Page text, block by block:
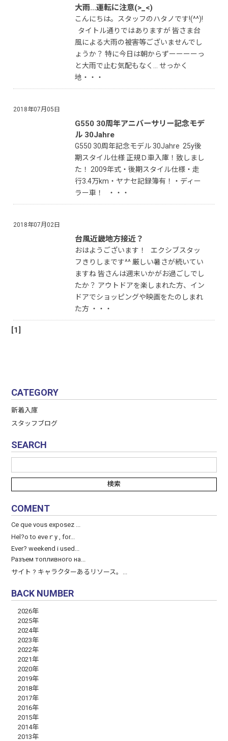
大雨...運転に注意(>_<)
こんにちは。スタッフのハタノです!(^^)!
タイトル通りではありますが 皆さま台
風による大雨の被害等ございませんでし
ょうか？ 特に今日は朝からずーーーーっ
と大雨で止む気配もなく... せっかく
地・・・
G550 30周年アニバーサリー記念モデ
ル 30Jahre
G550 30周年記念モデル 30Jahre 25y後
期スタイル仕様 正規Ｄ車入庫！致しまし
た！ 2009年式・後期スタイル仕様・走
行3.4万km・ヤナセ記録簿有！・ディー
ラー車！ ・・・
2018年07月05日
台風近畿地方接近？
おはようございます！ エクシブスタッ
フきりしまです^^ 厳しい暑さが続いてい
ますね 皆さんは週末いかがお過ごしでし
たか？ アウトドアを楽しまれた方、イン
ドアでショッピングや映画をたのしまれ
た方 ・・・
2018年07月02日
[1]
CATEGORY
新着入庫
スタッフブログ
SEARCH
COMENT
Ce que vous exposez ...
Hel?o to eveｒy , for...
Ever? weekend і used...
Разъем топливного на...
サイト ? キャラクターあるリソース。...
BACK NUMBER
2026年
2025年
2024年
2023年
2022年
2021年
2020年
2019年
2018年
2017年
2016年
2015年
2014年
2013年